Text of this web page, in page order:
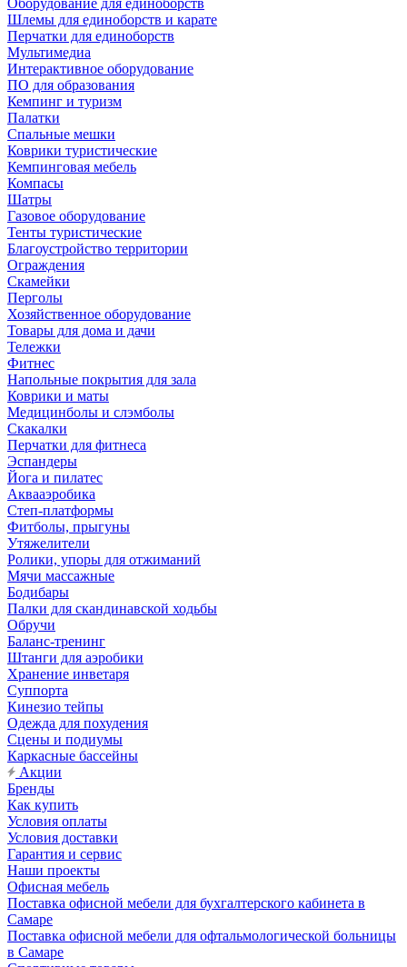
Оборудование для единоборств
Шлемы для единоборств и карате
Перчатки для единоборств
Мультимедиа
Интерактивное оборудование
ПО для образования
Кемпинг и туризм
Палатки
Спальные мешки
Коврики туристические
Кемпинговая мебель
Компасы
Шатры
Газовое оборудование
Тенты туристические
Благоустройство территории
Ограждения
Скамейки
Перголы
Хозяйственное оборудование
Товары для дома и дачи
Тележки
Фитнес
Напольные покрытия для зала
Коврики и маты
Медицинболы и слэмболы
Скакалки
Перчатки для фитнеса
Эспандеры
Йога и пилатес
Аквааэробика
Степ-платформы
Фитболы, прыгуны
Утяжелители
Ролики, упоры для отжиманий
Мячи массажные
Бодибары
Палки для скандинавской ходьбы
Обручи
Баланс-тренинг
Штанги для аэробики
Хранение инветаря
Суппорта
Кинезио тейпы
Одежда для похудения
Сцены и подиумы
Каркасные бассейны
Акции
Бренды
Как купить
Условия оплаты
Условия доставки
Гарантия и сервис
Наши проекты
Офисная мебель
Поставка офисной мебели для бухгалтерского кабинета в
Самаре
Поставка офисной мебели для офтальмологической больницы
в Самаре